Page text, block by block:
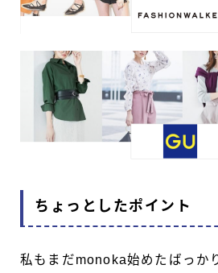
ちょっとしたポイント
私もまだmonoka始めたばっか